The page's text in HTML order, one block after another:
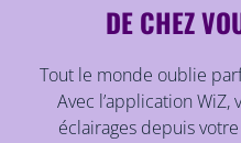
DE CHEZ
Tout le monde oublie
Avec l’application
éclairages depuis